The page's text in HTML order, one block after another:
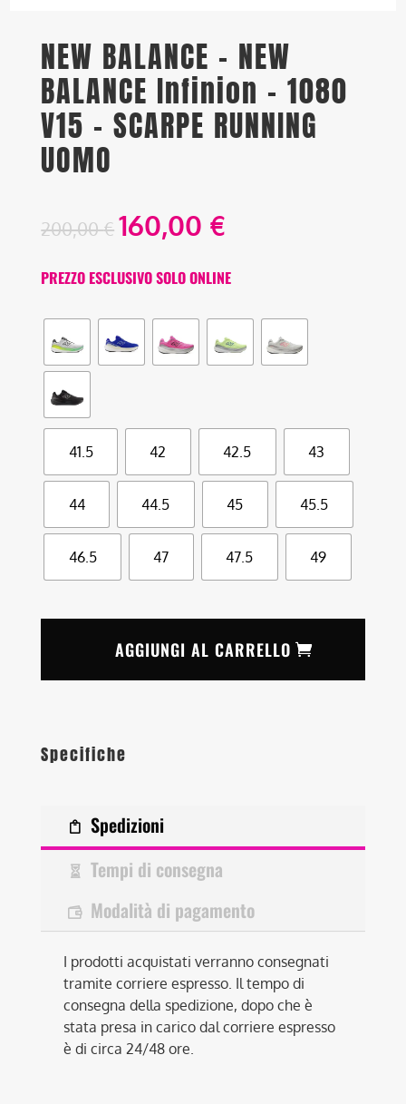
NEW BALANCE – NEW
BALANCE Infinion - 1080
V15 – SCARPE RUNNING
UOMO
200,00€ 160,00 €
PREZZO ESCLUSIVO SOLO ONLINE
41.5 42 42.5 43
44 44.5 45 45.5
46.5 47 47.5 49
AGGIUNGI AL CARRELLO
Specifiche
Spedizioni
Tempi di consegna
Modalità di pagamento
I prodotti acquistati verranno consegnati
tramite corriere espresso. Il tempo di
consegna della spedizione, dopo che è
stata presa in carico dal corriere espresso
è di circa 24/48 ore.